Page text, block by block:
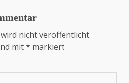
nicht veröffentlicht.
mit* markiert